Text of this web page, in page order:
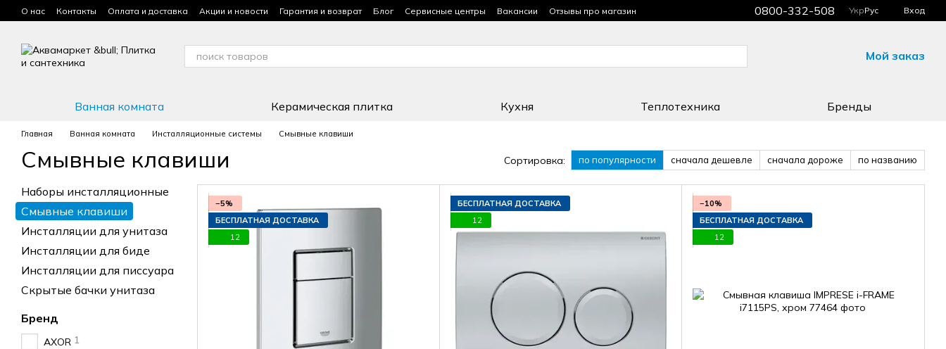
Перейти к основному контенту
О нас Контакты Оплата и доставка Акции и новости Гарантия и возврат Блог Сервисные центры Вакансии
Отзывы про магазин
Условия использования сайта
0800-332-508 УкрРус Вход
Мой заказ
Ванная комната Керамическая плитка Кухня Теплотехника Бренды
Главная Ванная комната Инсталляционные системы Смывные клавиши
Смывные клавиши Сортировка: по популярности сначала дешевле сначала дороже по названию
−5%
БЕСПЛАТНАЯ ДОСТАВКА
12
БЕСПЛАТНАЯ ДОСТАВКА
12
−10%
БЕСПЛАТНАЯ ДОСТАВКА
12
Наборы инсталляционные
Смывные клавиши
Инсталляции для унитаза
Инсталляции для биде
Инсталляции для писсуара
Скрытые бачки унитаза
Бренд
AXOR 1